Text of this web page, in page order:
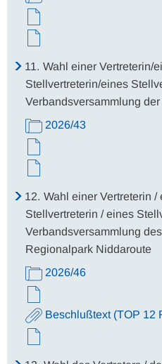
11. Wahl einer Vertreterin/
Stellvertreterin/eines
Verbandsversammlung
2026/43
12. Wahl einer Vertreterin
Stellvertreterin / eines
Verbandsversammlung
Regionalpark Niddaroute
2026/46
Beschlußtext (TOP 12